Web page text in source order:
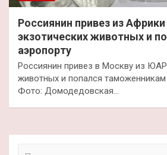
Россиянин привез из Африки
экзотических животных и
аэропорту
Россиянин привез в Москву из
животных и попался
Фото: Домодедовская…